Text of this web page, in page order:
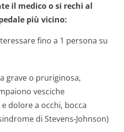
il medico o si rechi al
più vicino:
fino a 1 persona su
grave o pruriginosa,
vesciche
dolore a occhi, bocca
di Stevens-Johnson)